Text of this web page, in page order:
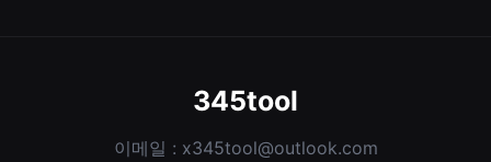
345tool
이메일 : x345tool@outlook.com